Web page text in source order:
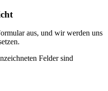
aus, und wir werden uns
Felder sind